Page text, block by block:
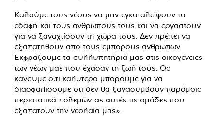
Καλούμε τους νέους να μην εγκαταλείψουν τα
εδάφη και τους ανθρώπους τους και να εργαστούν
για να ξαναχτίσουν τη χώρα τους. Δεν πρέπει να
εξαπατηθούν από τους εμπόρους ανθρώπων.
Εκφράζουμε τα συλλυπητήριά μας στις οικογένειες
των νέων μας που έχασαν τη ζωή τους. Θα
κάνουμε ό,τι καλύτερο μπορούμε για να
διασφαλίσουμε ότι δεν θα ξανασυμβούν παρόμοια
περιστατικά πολεμώντας αυτές τις ομάδες που
εξαπατούν την νεολαία μας».